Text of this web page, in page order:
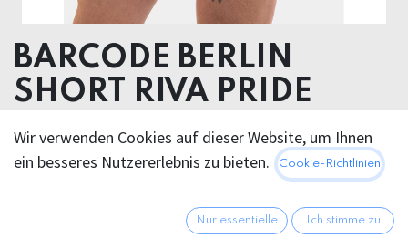
BARCODE BERLIN
SHORT RIVA PRIDE
92% Polyester / 8% Elastomer
Dieses Produkt ist nicht länger verfügbar.
Wir verwenden Cookies auf dieser Website, um Ihnen
ein besseres Nutzererlebnis zu bieten.
Cookie-Richtlinien
Nur essentielle Ich stimme zu